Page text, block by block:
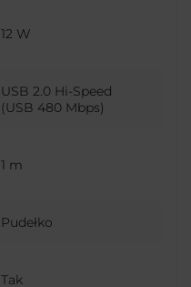
12 W
USB 2.0 Hi-Speed
(USB 480 Mbps)
1 m
Pudełko
Tak